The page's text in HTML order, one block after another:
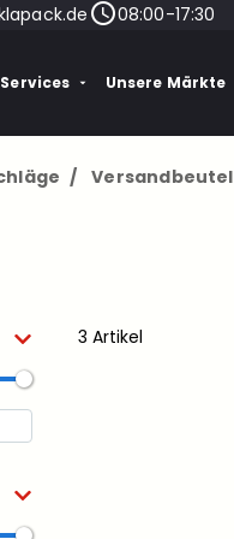
08:00-17:30
Services Unsere Märkte
/ Versandbeutel
3 Artikel